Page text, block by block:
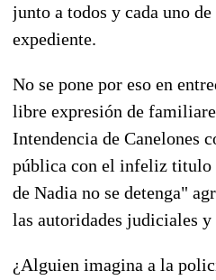
junto a todos y cada uno de
expediente.
No se pone por eso en
libre expresión de
Intendencia de Canelones
pública con el infeliz titulo
de Nadia no se detenga"
las autoridades judiciales
¿Alguien imagina a la